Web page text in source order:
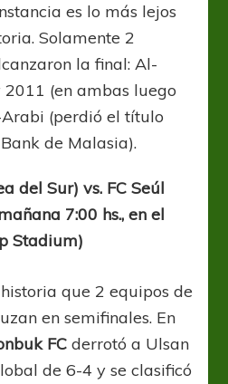
es lo más lejos
Solamente 2
la final: Al-
(en ambas luego
(perdió el título
de Malasia).
del Sur) vs. FC Seúl
7:00 hs., en el
Stadium)
que 2 equipos de
en semifinales. En
FC derrotó a Ulsan
de 6-4 y se clasificó